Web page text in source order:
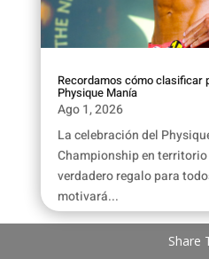
Recordamos cómo clasificar
Physique Manía
Ago 1, 2026
La celebración del
Championship en territorio
verdadero regalo para
motivará...
Share